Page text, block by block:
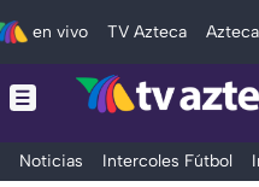
en vivo TV Azteca
Noticias Intercoles Fútbol